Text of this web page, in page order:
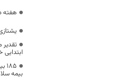
هفته
ابتدایی خراسان
بیمه